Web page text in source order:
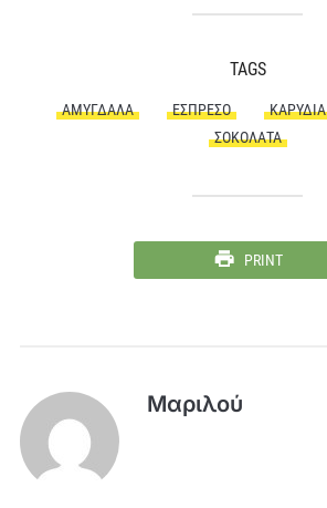
TAGS
ΑΜΎΓΔΑΛΑ ΕΣΠΡΈΣΟ ΚΑΡΎΔΙΑ
ΣΟΚΟΛΆΤΑ
PRINT
Μαριλού